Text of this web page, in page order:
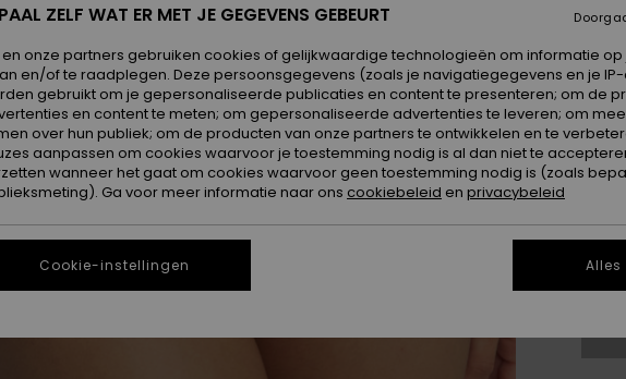
Kleur
ZELF WAT ER MET JE GEGEVENS GEBEURT
en onze partners gebruiken cookies of gelijkwaardige technologieën om informatie
en/of te raadplegen. Deze persoonsgegevens (zoals je navigatiegegevens en je
gebruikt om je gepersonaliseerde publicaties en content te presenteren; om de
en content te meten; om gepersonaliseerde advertenties te leveren; om
over hun publiek; om de producten van onze partners te ontwikkelen en te
aanpassen om cookies waarvoor je toestemming nodig is al dan niet te
wanneer het gaat om cookies waarvoor geen toestemming nodig is (zoals
Ga voor meer informatie naar ons cookiebeleid en privacybeleid
Cookie-instellingen Alles